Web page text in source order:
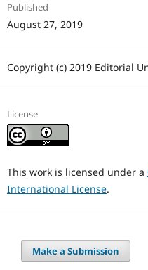
Published
August 27, 2019
Copyright (c) 2019 Editorial
License
This work is licensed under a
International License.
Make a Submission